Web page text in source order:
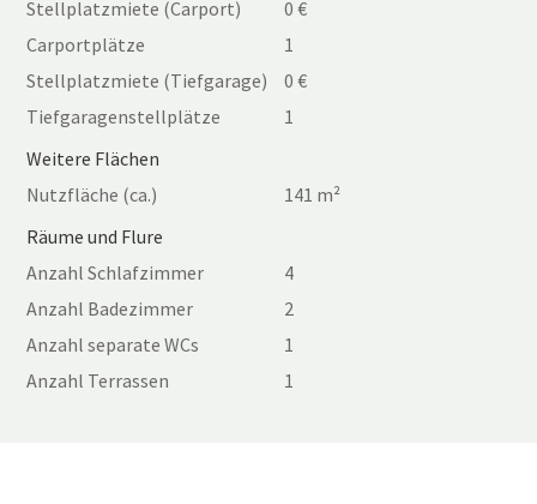
Stellplatzmiete (Carport)
0 €
Carportplätze
1
Stellplatzmiete (Tiefgarage)
0 €
Tiefgaragenstellplätze
1
Weitere Flächen
Nutzfläche (ca.)
141 m²
Räume und Flure
Anzahl Schlafzimmer
4
Anzahl Badezimmer
2
Anzahl separate WCs
1
Anzahl Terrassen
1